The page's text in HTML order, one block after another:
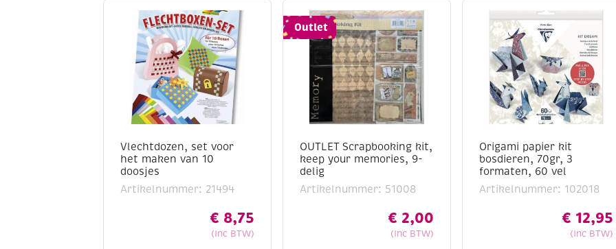
Vlechtdozen, set voor
het maken van 10
doosjes
Artikelnummer: 21494
€ 8,75
(Inc BTW)
Outlet
OUTLET Scrapbooking kit,
keep your memories, 9-
delig
Artikelnummer: 51008
€ 2,00
(Inc BTW)
Origami papier kit
bosdieren, 70gr, 3
formaten, 60 vel
Artikelnummer: 102018
€ 12,95
(Inc BTW)